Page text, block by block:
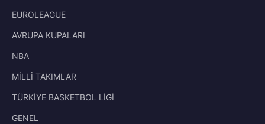
EUROLEAGUE
AVRUPA KUPALARI
NBA
MİLLİ TAKIMLAR
TÜRKİYE BASKETBOL LİGİ
GENEL